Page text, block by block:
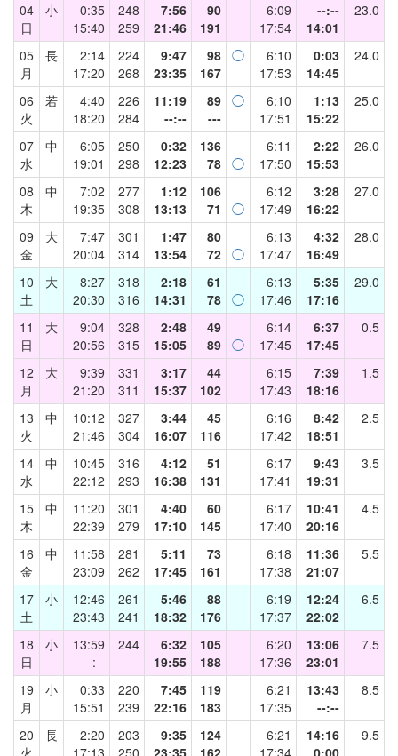
04
日
小
0:35
15:40
248
259
7:56
21:46
90
191
6:09
17:54
--:--
14:01
23.0
05
月
長
2:14
17:20
224
268
9:47
23:35
98
167
◯
6:10
17:53
0:03
14:45
24.0
06
火
若
4:40
18:20
226
284
11:19
--:--
89
---
◯
6:10
17:51
1:13
15:22
25.0
07
水
中
6:05
19:01
250
298
0:32
12:23
136
78 ◯
6:11
17:50
2:22
15:53
26.0
08
木
中
7:02
19:35
277
308
1:12
13:13
106
71
◯
6:12
17:49
3:28
16:22
27.0
09
金
大
7:47
20:04
301
314
1:47
13:54
80
72 ◯
6:13
17:47
4:32
16:49
28.0
10
土
大
8:27
20:30
318
316
2:18
14:31
61
78 ◯
6:13
17:46
5:35
17:16
29.0
11
日
大
9:04
20:56
328
315
2:48
15:05
49
89 ◯
6:14
17:45
6:37
17:45
0.5
12
月
大
9:39
21:20
331
311
3:17
15:37
44
102
6:15
17:43
7:39
18:16
1.5
13
火
中
10:12
21:46
327
304
3:44
16:07
45
116
6:16
17:42
8:42
18:51
2.5
14
水
中
10:45
22:12
316
293
4:12
16:38
51
131
6:17
17:41
9:43
19:31
3.5
15
木
中
11:20
22:39
301
279
4:40
17:10
60
145
6:17
17:40
10:41
20:16
4.5
16
金
中
11:58
23:09
281
262
5:11
17:45
73
161
6:18
17:38
11:36
21:07
5.5
17
土
小
12:46
23:43
261
241
5:46
18:32
88
176
6:19
17:37
12:24
22:02
6.5
18
日
小
13:59
--:--
244
---
6:32
19:55
105
188
6:20
17:36
13:06
23:01
7.5
19
月
小
0:33
15:51
220
239
7:45
22:16
119
183
6:21
17:35
13:43
--:--
8.5
20
火
長
2:20
17:13
203
250
9:35
23:35
124
162
6:21
17:34
14:16
0:00
9.5